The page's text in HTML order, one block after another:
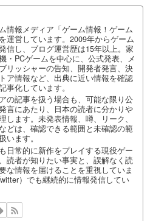
情報メディア「ゲーム情報！ゲーム
運営しています。2009年からゲーム
信し、ブログ運営歴は15年以上。家
・PCゲームを中心に、公式発表、メ
リッシャーの告知、開発者発言、決
ア情報など、出典に近い情報を確認
事化しています。
の記事を扱う場合も、可能な限り公
言にあたり、日本の読者に分かりや
します。未発表情報、噂、リーク、
どは、確認できる範囲と未確認の範
います。
日常的に新作をプレイする現役ゲー
読者が知りたい事実と、誤解なく読
な情報を届けることを重視していま
）でも継続的に情報発信してい